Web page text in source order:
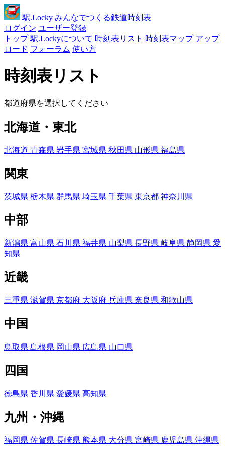
駅.Locky みんなでつくる鉄道時刻表
ログイン ユーザー登録
トップ 駅.Lockyについて 時刻表リスト 時刻表マップ アップ
ロード フォーラム 使い方
時刻表リスト
都道府県を選択してください
北海道・東北
北海道 青森県 岩手県 宮城県 秋田県 山形県 福島県
関東
茨城県 栃木県 群馬県 埼玉県 千葉県 東京都 神奈川県
中部
新潟県 富山県 石川県 福井県 山梨県 長野県 岐阜県 静岡県 愛
知県
近畿
三重県 滋賀県 京都府 大阪府 兵庫県 奈良県 和歌山県
中国
鳥取県 島根県 岡山県 広島県 山口県
四国
徳島県 香川県 愛媛県 高知県
九州・沖縄
福岡県 佐賀県 長崎県 熊本県 大分県 宮崎県 鹿児島県 沖縄県